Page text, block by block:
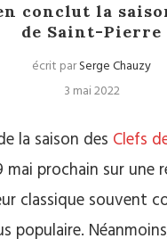
conclut la
de Saint-Pierre
écrit parSerge Chauzy
3 mai 2022
la saison des Clefs
mai prochain sur une
classique souvent
populaire.